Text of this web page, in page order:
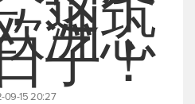
洲恐
子！
09-15 20:27